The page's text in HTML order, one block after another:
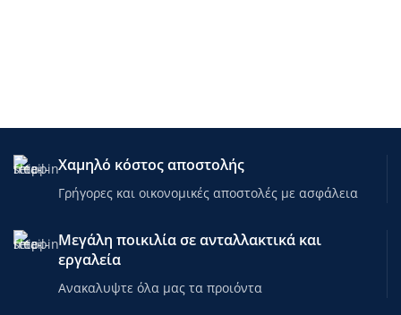
Χαμηλό κόστος αποστολής
Γρήγορες και οικονομικές αποστολές με ασφάλεια
Μεγάλη ποικιλία σε ανταλλακτικά και
εργαλεία
Ανακαλυψτε όλα μας τα προιόντα